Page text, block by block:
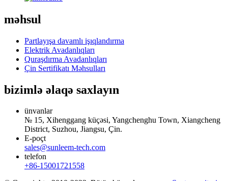
məhsul
Partlayışa davamlı işıqlandırma
Elektrik Avadanlıqları
Quraşdırma Avadanlıqları
Çin Sertifikatı Məhsulları
bizimlə əlaqə saxlayın
ünvanlar
№ 15, Xihenggang küçəsi, Yangchenghu Town, Xiangcheng
District, Suzhou, Jiangsu, Çin.
E-poçt
sales@sunleem-tech.com
telefon
+86-15001721558